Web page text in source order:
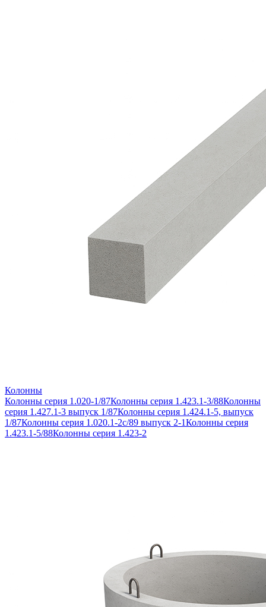
Колонны
Колонны серия 1.020-1/87Колонны серия 1.423.1-3/88Колонны
серия 1.427.1-3 выпуск 1/87Колонны серия 1.424.1-5, выпуск
1/87Колонны серия 1.020.1-2с/89 выпуск 2-1Колонны серия
1.423.1-5/88Колонны серия 1.423-2